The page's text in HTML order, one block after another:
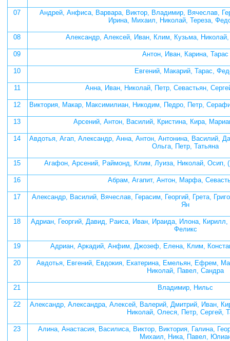
07
Андрей, Анфиса, Варвара, Виктор, Владимир, Вячеслав,
Ирина, Михаил, Николай, Тереза,
08 Александр, Алексей, Иван, Клим, Кузьма,
09 Антон, Иван, Карина, Тарас
10 Евгений, Макарий, Тарас,
11 Анна, Иван, Николай, Петр, Севастьян,
12 Виктория, Макар, Максимилиан, Никодим, Педро, Петр,
13 Арсений, Антон, Василий, Кристина, Кира,
14
Авдотья, Агап, Александр, Анна, Антон, Антонина, Василий,
Ольга, Петр, Татьяна
15 Агафон, Арсений, Раймонд, Клим, Луиза, Николай, Осип,
16 Абрам, Агапит, Антон, Марфа,
17
Александр, Василий, Вячеслав, Герасим, Георгий, Грета,
Ян
18
Адриан, Георгий, Давид, Раиса, Иван, Ираида, Илона,
Феликс
19 Адриан, Аркадий, Анфим, Джозеф, Елена, Клим,
20
Авдотья, Евгений, Евдокия, Екатерина, Емельян, Ефрем,
Николай, Павел, Сандра
21 Владимир, Нильс
22
Александр, Александра, Алексей, Валерий, Дмитрий, Иван,
Николай, Олеся, Петр, Сергей,
23
Алина, Анастасия, Василиса, Виктор, Виктория, Галина,
Михаил, Ника, Павел,